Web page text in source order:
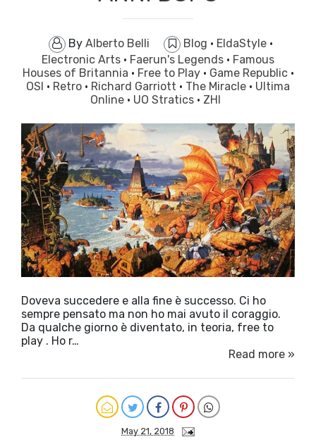
By Alberto Belli Blog · EldaStyle ·
Electronic Arts · Faerun's Legends · Famous
Houses of Britannia · Free to Play · Game Republic ·
OSI · Retro · Richard Garriott · The Miracle · Ultima
Online · UO Stratics · ZHI
Doveva succedere e alla fine è successo. Ci ho
sempre pensato ma non ho mai avuto il coraggio.
Da qualche giorno è diventato, in teoria, free to
play . Ho r…
Read more »
May 21, 2018